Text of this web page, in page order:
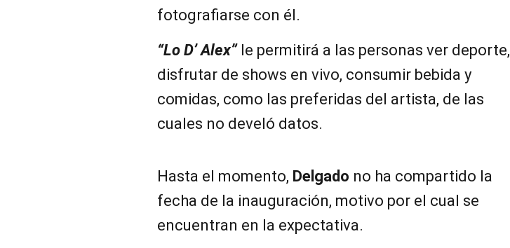
fotografiarse con él.
“Lo D’ Alex”le permitirá a las personas ver deporte,
disfrutar de shows en vivo, consumir bebida y
comidas, como las preferidas del artista, de las
cuales no develó datos.
Hasta el momento, Delgado no ha compartido la
fecha de la inauguración, motivo por el cual se
encuentran en la expectativa.